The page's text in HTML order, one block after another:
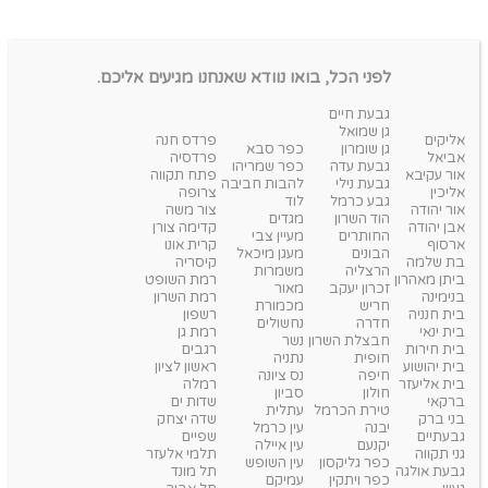
לפני הכל, בואו נוודא שאנחנו מגיעים אליכם.
אליקים
אביאל
אור עקיבא
אליכין
אור יהודה
אבן יהודה
ארסוף
בת שלמה
ביתן מאהרון
בנימינה
בית חנניה
בית ינאי
בית חירות
בית יהושוע
בית אליעזר
ברקאי
בני ברק
גבעתיים
גני תקווה
גבעת אולגה
גבעת חיים
גן שמואל
גן שומרון
גבעת עדה
גבעת נילי
גבע כרמל
הוד השרון
החותרים
הבונים
הרצליה
זכרון יעקב
חריש
חדרה
חבצלת השרון
חופית
חיפה
חולון
טירת הכרמל
יבנה
יקנעם
כפר גליקסון
כפר ויתקין
כפר סבא
כפר שמריהו
להבות חביבה
לוד
מגדים
מעיין צבי
מעגן מיכאל
משמרות
מאור
מכמורת
נחשולים
נשר
נתניה
נס ציונה
סביון
עתלית
עין כרמל
עין איילה
עין השופש
עמיקם
פרדס חנה
פרדסיה
פתח תקווה
צרופה
צור משה
קדימה צורן
קרית אונו
קיסריה
רמת השופט
רמת השרון
רשפון
רמת גן
רגבים
ראשון לציון
רמלה
שדות ים
שדה יצחק
שפיים
תלמי אלעזר
תל מונד